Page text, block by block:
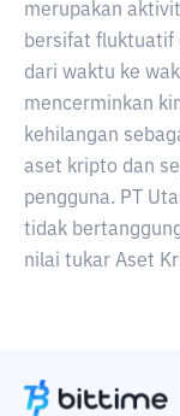
merupakan
bersifat fluktuatif
dari waktu ke
mencerminkan
kehilangan
aset kripto dan
pengguna. PT
tidak
nilai tukar Aset